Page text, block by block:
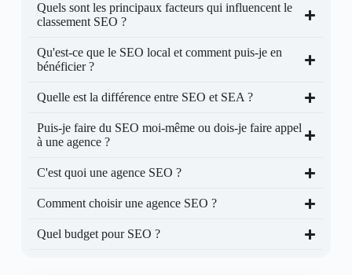
Quels sont les principaux facteurs qui influencent le
classement SEO ?
Qu'est-ce que le SEO local et comment puis-je en
bénéficier ?
Quelle est la différence entre SEO et SEA ?
Puis-je faire du SEO moi-même ou dois-je faire appel
à une agence ?
C'est quoi une agence SEO ?
Comment choisir une agence SEO ?
Quel budget pour SEO ?